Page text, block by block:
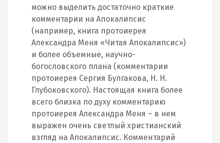
можно выделить достаточно краткие
комментарии на Апокалипсис
(например, книга протоиерея
Александра Меня «Читая Апокалипсис»)
и более объемные, научно-
богословского плана (комментарии
протоиерея Сергия Булгакова, H. H.
Глубоковского). Настоящая книга более
всего близка по духу комментарию
протоиерея Александра Меня – в нем
выражен очень светлый христианский
взгляд на Апокалипсис. Комментарий